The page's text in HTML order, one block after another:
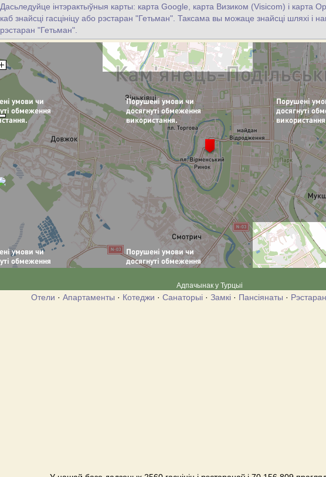
Дасьледуйце інтэрактыўныя карты: карта Google, карта Визиком (Visicom) і карта
каб знайсці гасцініцу або рэстаран "Гетьман". Таксама вы можаце знайсці шляхі і
рэстаран "Гетьман".
Адпачынак у Турцыі
Отели · Апартаменты · Котеджи · Санаторыі· Замкі· Пансіянаты ·